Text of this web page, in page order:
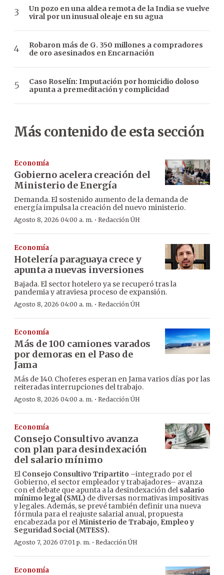
Un pozo en una aldea remota de la India se vuelve
viral por un inusual oleaje en su agua
Robaron más de G. 350 millones a compradores
de oro asesinados en Encarnación
Caso Roselín: Imputación por homicidio doloso
apunta a premeditación y complicidad
Más contenido de esta sección
Economía
Gobierno acelera creación del
Ministerio de Energía
Demanda. El sostenido aumento de la demanda de
energía impulsa la creación del nuevo ministerio.
Agosto 8, 2026 04:00 a. m. · Redacción ÚH
Economía
Hotelería paraguaya crece y
apunta a nuevas inversiones
Bajada. El sector hotelero ya se recuperó tras la
pandemia y atraviesa proceso de expansión.
Agosto 8, 2026 04:00 a. m. · Redacción ÚH
Economía
Más de 100 camiones varados
por demoras en el Paso de
Jama
Más de 140. Choferes esperan en Jama varios días por las
reiteradas interrupciones del trabajo.
Agosto 8, 2026 04:00 a. m. · Redacción ÚH
Economía
Consejo Consultivo avanza
con plan para desindexación
del salario mínimo
El Consejo Consultivo Tripartito –integrado por el
Gobierno, el sector empleador y trabajadores– avanza
con el debate que apunta a la desindexación del salario
mínimo legal (SML) de diversas normativas impositivas
y legales. Además, se prevé también definir una nueva
fórmula para el reajuste salarial anual, propuesta
encabezada por elMinisterio de Trabajo, Empleo y
Seguridad Social (MTESS).
Agosto 7, 2026 07:01 p. m. · Redacción ÚH
Economía